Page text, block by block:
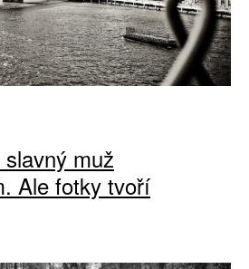
muž
Ale fotky tvoří